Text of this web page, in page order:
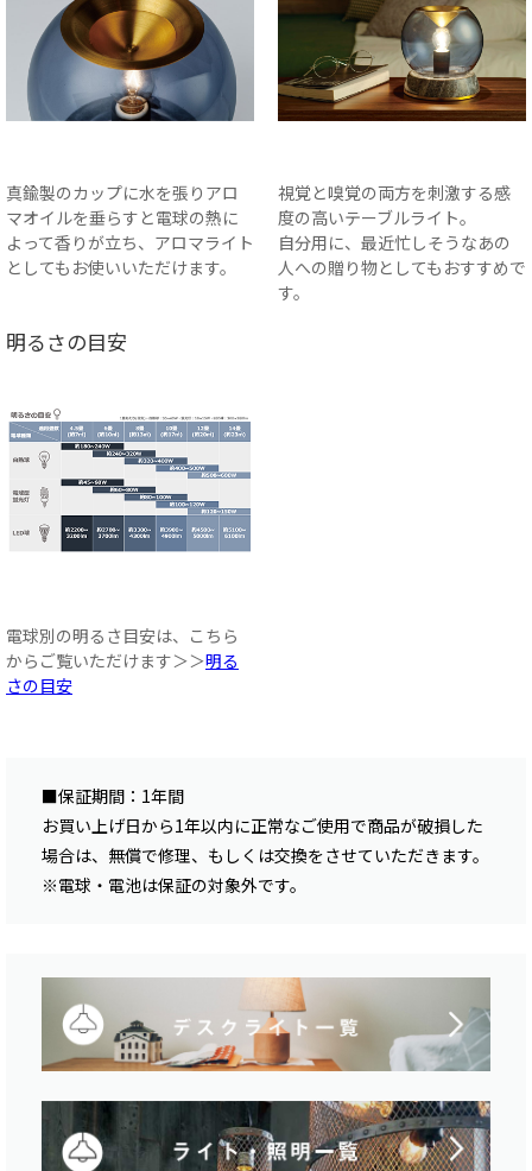
真鍮製のカップに水を張りアロ
マオイルを垂らすと電球の熱に
よって香りが立ち、アロマライト
としてもお使いいただけます。
視覚と嗅覚の両方を刺激する感
度の高いテーブルライト。
自分用に、最近忙しそうなあの
人への贈り物としてもおすすめで
す。
明るさの目安
電球別の明るさ目安は、こちら
からご覧いただけます＞＞明る
さの目安
■保証期間：1年間
お買い上げ日から1年以内に正常なご使用で商品が破損した
場合は、無償で修理、もしくは交換をさせていただきます。
※電球・電池は保証の対象外です。